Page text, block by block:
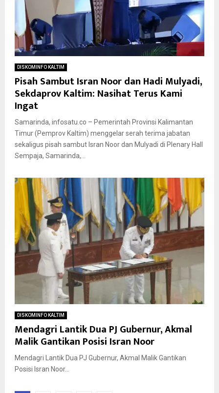
DISKOMINFO KALTIM
Pisah Sambut Isran Noor dan Hadi Mulyadi,
Sekdaprov Kaltim: Nasihat Terus Kami
Ingat
Samarinda, infosatu.co – Pemerintah Provinsi Kalimantan
Timur (Pemprov Kaltim) menggelar serah terima jabatan
sekaligus pisah sambut Isran Noor dan Mulyadi di Plenary Hall
Sempaja, Samarinda,...
DISKOMINFO KALTIM
Mendagri Lantik Dua PJ Gubernur, Akmal
Malik Gantikan Posisi Isran Noor
Mendagri Lantik Dua PJ Gubernur, Akmal Malik Gantikan
Posisi Isran Noor...